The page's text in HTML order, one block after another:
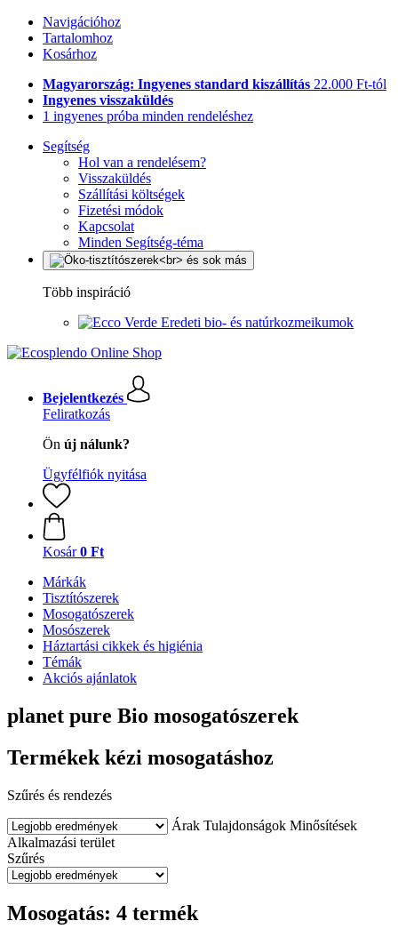
Navigációhoz
Tartalomhoz
Kosárhoz
Magyarország: Ingyenes standard kiszállítás 22.000 Ft-tól
Ingyenes visszaküldés
1 ingyenes próba minden rendeléshez
Segítség
Hol van a rendelésem?
Visszaküldés
Szállítási költségek
Fizetési módok
Kapcsolat
Minden Segítség-téma
Több inspiráció
Eredeti bio- és natúrkozmeikumok
Bejelentkezés
Feliratkozás
Ön új nálunk?
Ügyfélfiók nyitása
Kosár 0 Ft
Márkák
Tisztítószerek
Mosogatószerek
Mosószerek
Háztartási cikkek és higiénia
Témák
Akciós ajánlatok
planet pure Bio mosogatószerek
Termékek kézi mosogatáshoz
Szűrés és rendezés
Árak Tulajdonságok Minősítések
Alkalmazási terület
Szűrés
Mosogatás: 4 termék